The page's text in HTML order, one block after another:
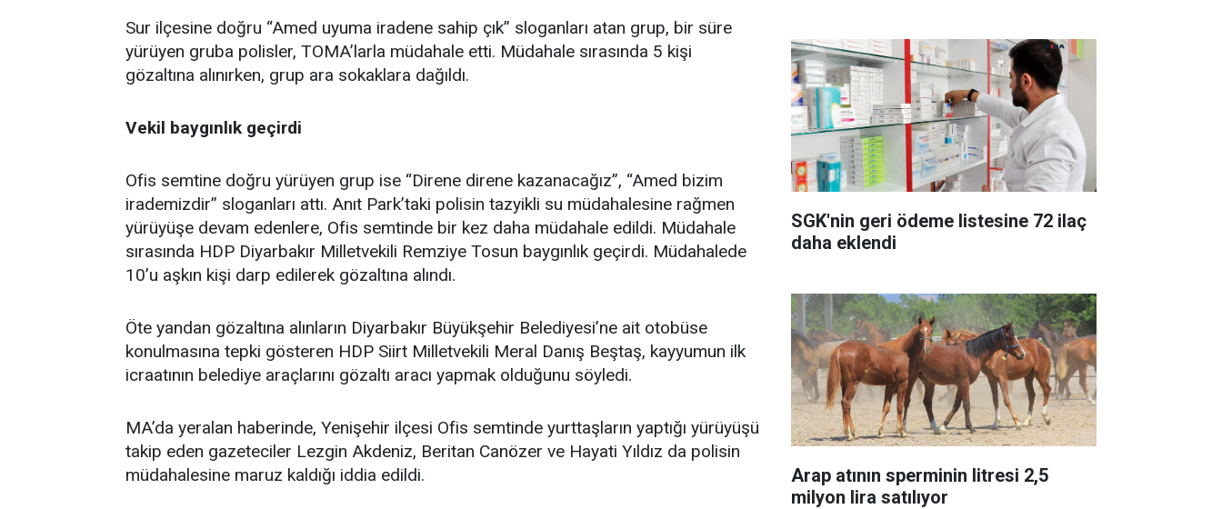
Sur ilçesine doğru “Amed uyuma iradene sahip çık” sloganları atan grup, bir süre
yürüyen gruba polisler, TOMA’larla müdahale etti. Müdahale sırasında 5 kişi
gözaltına alınırken, grup ara sokaklara dağıldı.
Vekil baygınlık geçirdi
Ofis semtine doğru yürüyen grup ise “Direne direne kazanacağız”, “Amed bizim
irademizdir” sloganları attı. Anıt Park’taki polisin tazyikli su müdahalesine rağmen
yürüyüşe devam edenlere, Ofis semtinde bir kez daha müdahale edildi. Müdahale
sırasında HDP Diyarbakır Milletvekili Remziye Tosun baygınlık geçirdi. Müdahalede
10’u aşkın kişi darp edilerek gözaltına alındı.
Öte yandan gözaltına alınların Diyarbakır Büyükşehir Belediyesi’ne ait otobüse
konulmasına tepki gösteren HDP Siirt Milletvekili Meral Danış Beştaş, kayyumun ilk
icraatının belediye araçlarını gözaltı aracı yapmak olduğunu söyledi.
MA’da yeralan haberinde, Yenişehir ilçesi Ofis semtinde yurttaşların yaptığı yürüyüşü
takip eden gazeteciler Lezgin Akdeniz, Beritan Canözer ve Hayati Yıldız da polisin
müdahalesine maruz kaldığı iddia edildi.
SGK'nin geri ödeme listesine 72 ilaç
daha eklendi
Arap atının sperminin litresi 2,5
milyon lira satılıyor